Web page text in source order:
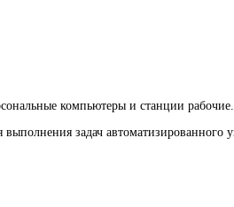
компьютеры и станции рабочие.
задач автоматизированного